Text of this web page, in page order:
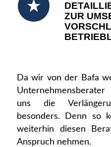
ZUR
Da wir von der Bafa
uns die
besonders. Denn so
weiterhin diesen
Anspruch nehmen.